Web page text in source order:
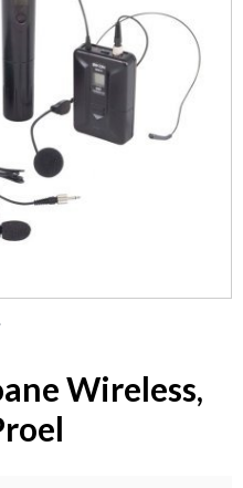
Wireless,